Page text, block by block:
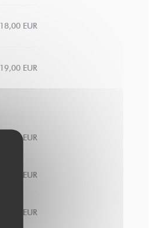
18,00 EUR
19,00 EUR
8,00 EUR
9,00 EUR
10,00 EUR